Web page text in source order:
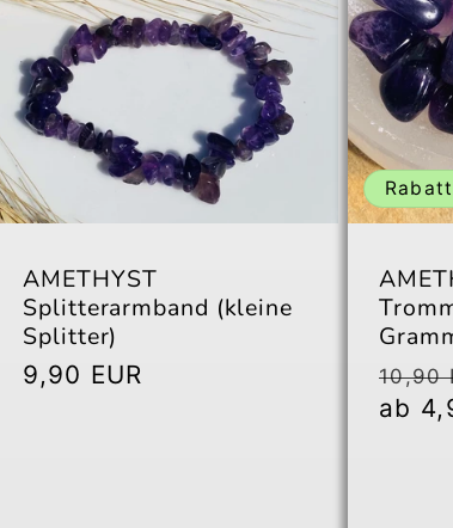
AMETHYST
Splitterarmband (kleine
Splitter)
Normaler
9,90 EUR
Rabatt
Preis
10,90
ab